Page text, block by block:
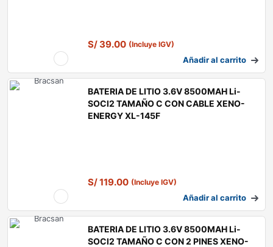
S/39.00 (Incluye IGV)
Añadir al carrito
BATERIA DE LITIO 3.6V 8500MAH Li-
SOCl2 TAMAÑO C CON CABLE XENO-
ENERGY XL-145F
S/119.00 (Incluye IGV)
Añadir al carrito
BATERIA DE LITIO 3.6V 8500MAH Li-
SOCl2 TAMAÑO C CON 2 PINES XENO-